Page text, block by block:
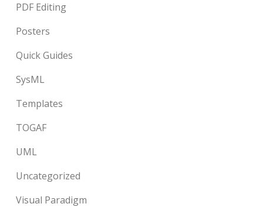
PDF Editing
Posters
Quick Guides
SysML
Templates
TOGAF
UML
Uncategorized
Visual Paradigm